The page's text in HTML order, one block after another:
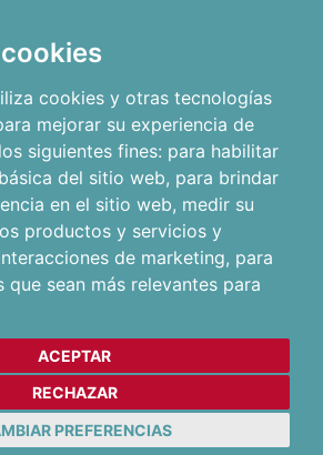
cookies y otras tecnologías
mejorar su experiencia de
siguientes fines: para habilitar
del sitio web, para brindar
en el sitio web, medir su
productos y servicios y
de marketing, para
que sean más relevantes para
ACEPTAR
RECHAZAR
PREFERENCIAS